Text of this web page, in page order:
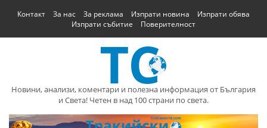
Контакт За нас За реклама Изпрати новина
Изпрати обява
Изпрати събитие
Поверителност
Новини, анализи, коментари и полезна информация от България
и Света! Четен в над 100 страни по света.